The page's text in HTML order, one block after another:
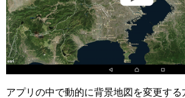
アプリの中で動的に背景地図を変更する